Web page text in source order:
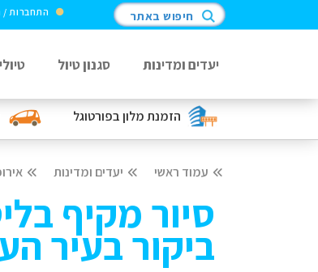
הזמנת מלוןבפורטוגל
התחברות חיפוש באתר
יעדים ומדינות סגנון טיול
עמוד ראשי יעדים ומדינות
סיור מקיף
ביקור בעיר